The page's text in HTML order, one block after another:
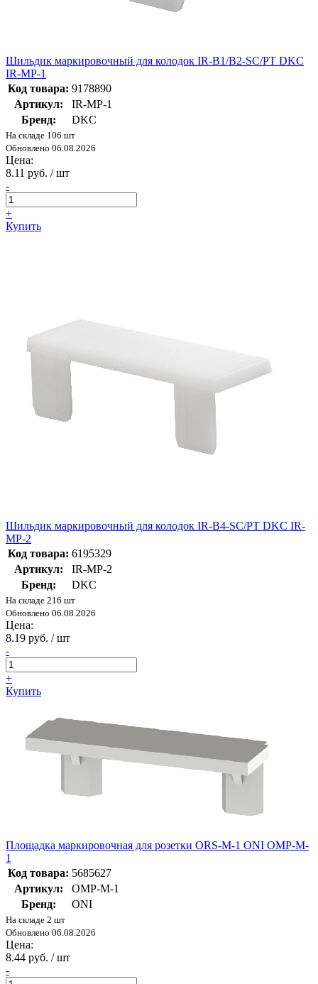
Шильдик маркировочный для колодок IR-B1/B2-SC/PT DKC
IR-MP-1
Код товара: 9178890
Артикул:
IR-MP-1
Бренд:
DKC
На складе 106 шт
Обновлено 06.08.2026
Цена:
8.11 руб. / шт
-
+
Купить
Шильдик маркировочный для колодок IR-B4-SC/PT DKC IR-
MP-2
Код товара: 6195329
Артикул:
IR-MP-2
Бренд:
DKC
На складе 216 шт
Обновлено 06.08.2026
Цена:
8.19 руб. / шт
-
+
Купить
Площадка маркировочная для розетки ORS-M-1 ONI OMP-M-
1
Код товара: 5685627
Артикул:
OMP-M-1
Бренд:
ONI
На складе 2 шт
Обновлено 06.08.2026
Цена:
8.44 руб. / шт
-